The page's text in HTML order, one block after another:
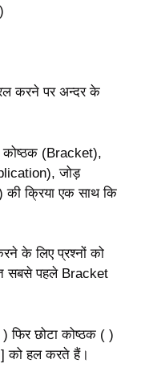
करने पर अन्दर के
(Bracket),
जोड़
क्रिया एक साथ कि
के लिए प्रश्नों को
सबसे पहले Bracket
छोटा कोष्ठक ( )
] को हल करते हैं।